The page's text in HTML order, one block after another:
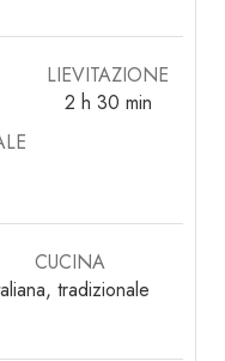
LIEVITAZIONE
2ore
h 30minuti
min
CUCINA
tradizionale